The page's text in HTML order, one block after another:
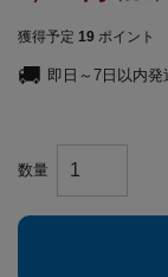
獲得予定 19 ポイント
即日～7日以内